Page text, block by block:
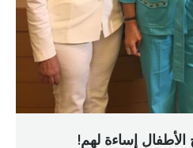
إساءة لهم!